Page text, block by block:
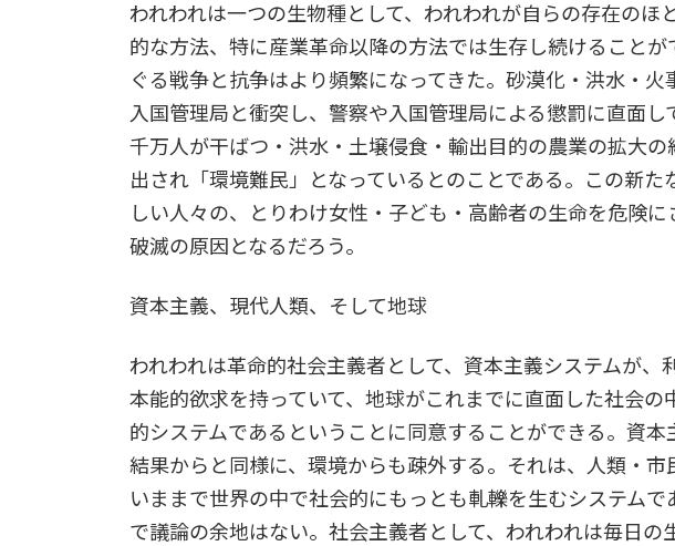
われわれは一つの生物種として、われわれが自らの存在のほ
的な方法、特に産業革命以降の方法では生存し続けること
ぐる戦争と抗争はより頻繁になってきた。砂漠化・洪水・
入国管理局と衝突し、警察や入国管理局による懲罰に直面し
千万人が干ばつ・洪水・土壌侵食・輸出目的の農業の拡大
出され「環境難民」となっているとのことである。この新
しい人々の、とりわけ女性・子ども・高齢者の生命を危険
破滅の原因となるだろう。
資本主義、現代人類、そして地球
われわれは革命的社会主義者として、資本主義システムが、
本能的欲求を持っていて、地球がこれまでに直面した社会
的システムであるということに同意することができる。資
結果からと同様に、環境からも疎外する。それは、人類・市
いままで世界の中で社会的にもっとも軋轢を生むシステム
で議論の余地はない。社会主義者として、われわれは毎日の